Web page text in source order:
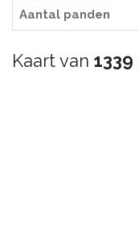
Aantal panden
Kaart van 1339